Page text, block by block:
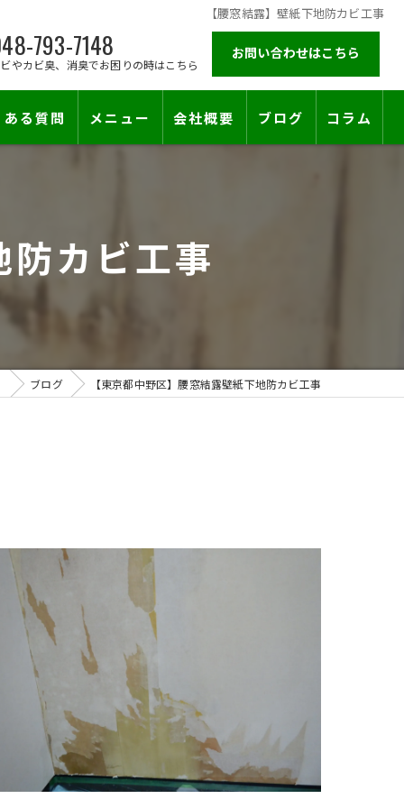
【腰窓結露】壁紙下地防カビ工事
793-7148
やカビ臭、消臭でお困りの時はこちら
お問い合わせはこちら
ある質問 メニュー 会社概要 ブログ コラム
防カビ工事
ブログ 【東京都中野区】腰窓結露壁紙下地防カビ工事